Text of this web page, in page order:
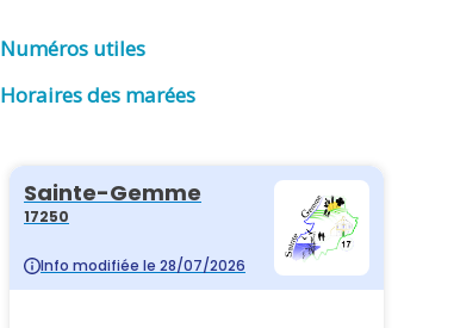
Numéros utiles
Horaires des marées